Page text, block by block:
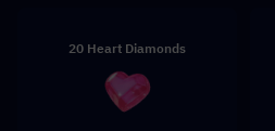
20 Heart Diamonds